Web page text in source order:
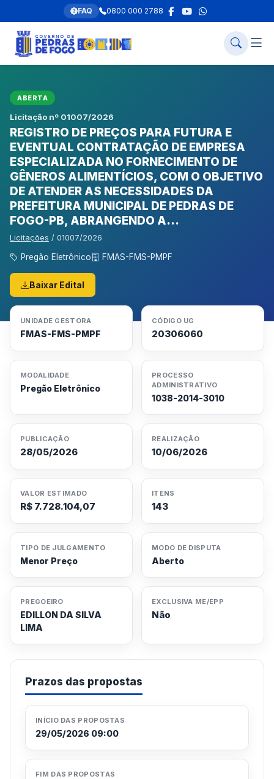
FAQ 0800 000 2788
ABERTA
Licitação nº 01007/2026
REGISTRO DE PREÇOS PARA FUTURA E
EVENTUAL CONTRATAÇÃO DE EMPRESA
ESPECIALIZADA NO FORNECIMENTO DE
GÊNEROS ALIMENTÍCIOS, COM O OBJETIVO
DE ATENDER AS NECESSIDADES DA
PREFEITURA MUNICIPAL DE PEDRAS DE
FOGO-PB, ABRANGENDO A...
Licitações / 01007/2026
Pregão Eletrônico
FMAS-FMS-PMPF
Baixar Edital
UNIDADE GESTORA
FMAS-FMS-PMPF
CÓDIGO UG
20306060
MODALIDADE
Pregão Eletrônico
PROCESSO
ADMINISTRATIVO
1038-2014-3010
PUBLICAÇÃO
28/05/2026
REALIZAÇÃO
10/06/2026
VALOR ESTIMADO
R$ 7.728.104,07
ITENS
143
TIPO DE JULGAMENTO
Menor Preço
MODO DE DISPUTA
Aberto
PREGOEIRO
EDILLON DA SILVA
LIMA
EXCLUSIVA ME/EPP
Não
Prazos das propostas
INÍCIO DAS PROPOSTAS
29/05/2026 09:00
FIM DAS PROPOSTAS